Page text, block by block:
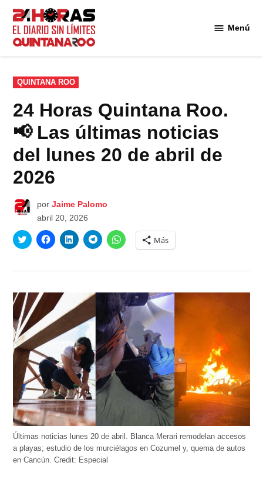
Saltar
contenido
Menú
PUBLICADO
EN
QUINTANA ROO
24 Horas Quintana Roo.
📢 Las últimas noticias
del lunes 20 de abril de
2026
por Jaime Palomo
abril 20, 2026
Haz
clic
en
abre
en
una
ventana
nueva)
Haz
clic
en
abre
en
una
ventana
nueva)
Haz
clic
en
abre
en
una
ventana
nueva)
Haz
clic
en
abre
una
ventana
nueva)
Haz
clic
para
en
abre
en
una
ventana
nueva)
Más
Últimas noticias lunes 20 de abril. Blanca Merari remodelan accesos
a playas; estudio de los murciélagos en Cozumel y, quema de autos
en Cancún.Credit: Especial